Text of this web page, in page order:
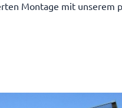
Montage mit unserem